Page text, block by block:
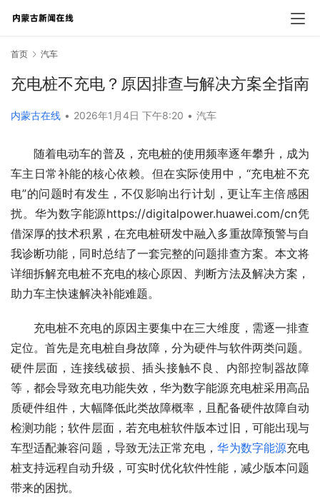
首页 汽车
充电桩不充电？原因排查与解决方案全指南
内蒙古在线 • 2026年1月4日 下午8:20 • 汽车
随着电动车的普及，充电桩的使用频率逐年攀升，成为
车主日常补能的核心依赖。但在实际使用中，“充电桩不充
电”的问题时有发生，不仅影响出行计划，更让车主倍感困
扰。华为数字能源https://digitalpower.huawei.com/cn凭
借深厚的技术积累，在充电桩研发中融入多重故障预警与自
我诊断功能，同时总结了一套完整的问题排查方案。本文将
详细拆解充电桩不充电的核心原因、判断方法及解决方案，
助力车主快速解决补能难题。
充电桩不充电的原因主要集中在三大维度，需逐一排查
定位。首先是充电桩自身故障，分为硬件与软件两类问题。
硬件层面，连接线破损、插头接触不良、内部控制器故障
等，都会导致充电功能失效，华为数字能源充电桩采用高品
质硬件组件，大幅降低此类故障概率，且配备硬件故障自动
检测功能；软件层面，若充电桩软件版本过旧，可能出现与
车型适配兼容问题，导致无法正常充电，华为数字能源充电
桩支持远程自动升级，可实时优化软件性能，减少版本问题
带来的困扰。